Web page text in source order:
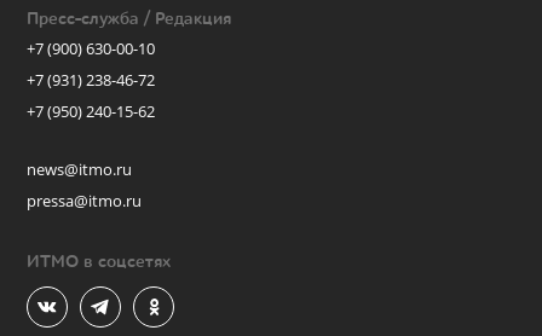
Пресс-служба / Редакция
+7 (900) 630-00-10
+7 (931) 238-46-72
+7 (950) 240-15-62
news@itmo.ru
pressa@itmo.ru
ИТМО в соцсетях